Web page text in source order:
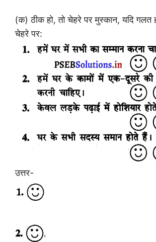
(क) ठीक हो, तो चेहरे पर मुस्कान, यदि गलत
चेहरे पर:
उत्तर-